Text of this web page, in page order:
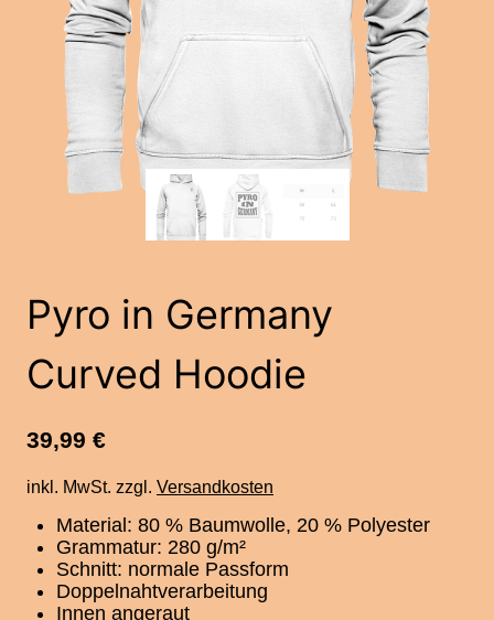
Pyro in Germany
Curved Hoodie
39,99 €
inkl. MwSt. zzgl. Versandkosten
Material: 80 % Baumwolle, 20 % Polyester
Grammatur: 280 g/m²
Schnitt: normale Passform
Doppelnahtverarbeitung
Innen angeraut